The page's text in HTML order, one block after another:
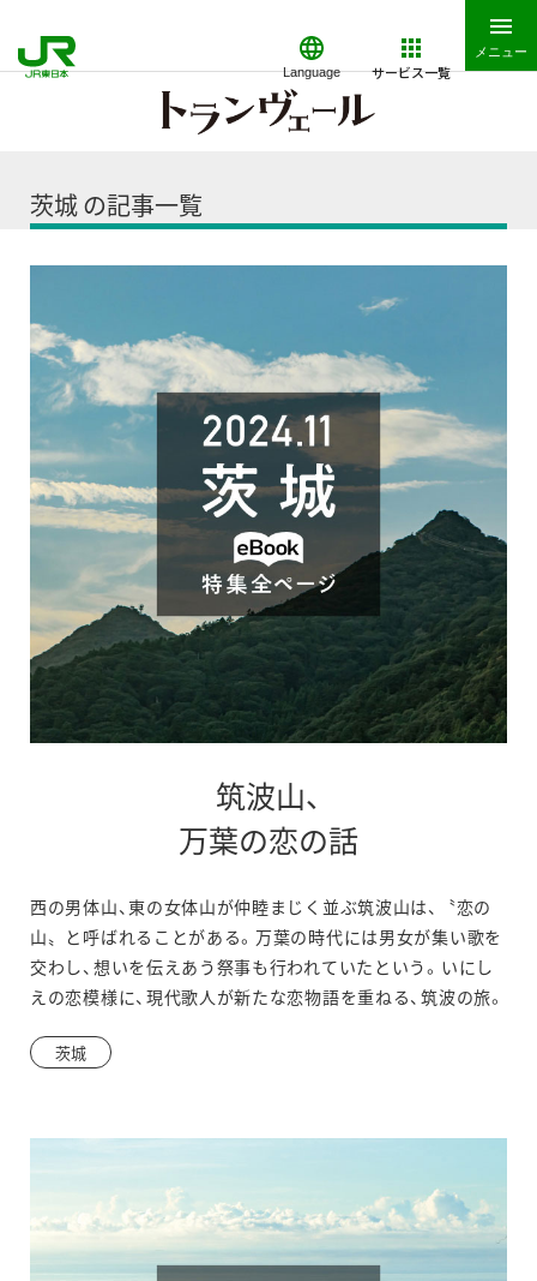
Language サービス一覧
メニュー
茨城 の記事一覧
筑波山、
万葉の恋の話
ィ
ン
ド
開
き
ま
西の男体山、東の女体山が仲睦まじく並ぶ筑波山は、〝恋の
山〟と呼ばれることがある。万葉の時代には男女が集い歌を
交わし、想いを伝えあう祭事も行われていたという。いにし
えの恋模様に、現代歌人が新たな恋物語を重ねる、筑波の旅。
茨城